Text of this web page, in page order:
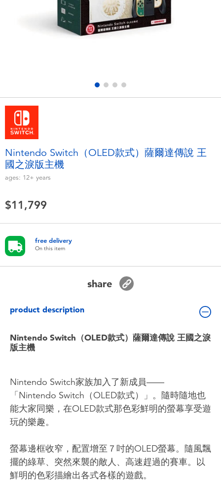
Electronics
Games & Puzzles
Soft Toys
Summer
Nintendo Switch
Blind Box
Collectible Characters
Barbie
Nintendo Switch（OLED款式）薩爾達傳說 王
國之淚版主機
ages: 12+ years
$11,799
free delivery
On this item
share
product description
Nintendo Switch（OLED款式）薩爾達傳說 王國之淚
版主機
Nintendo Switch家族加入了新成員——
「Nintendo Switch（OLED款式）」。隨時隨地也
能大家同樂，在OLED款式那色彩鮮明的螢幕享受遊
玩的樂趣。
螢幕邊框收窄，配置增至７吋的OLED螢幕。隨風飄
擺的綠草、突然來襲的敵人、高速趕過的賽車。以
鮮明的色彩描繪出各式各樣的遊戲。